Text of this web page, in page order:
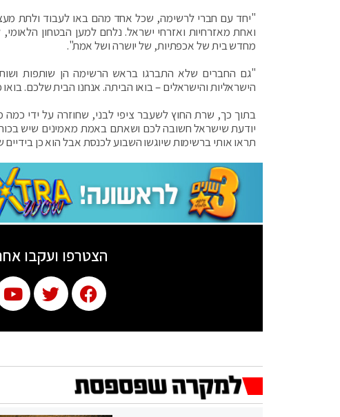
"יחד עם חברי לרשימה, שכל אחד מהם באו לעבוד ולתת
ואחת מאזרחיות ואזרחי ישראל. נלחם למען הבטחון
מחדש בית של אכפתיות, של יושרה ושל אמת".
"גם החברים שלא התברגו בראש הרשימה הן שותפות
הישראליות והישראלים – בואו הביתה. אנחנו הבית שלכם.
יודעת שישראל חשובה לכם ושאתם באמת מאמינים שיש
תראו אותי ברשימות שיוגשו השבוע לכנסת אבל הוא כן
הצטרפו ועקבו